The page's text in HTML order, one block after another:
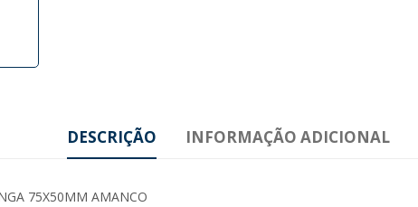
DESCRIÇÃO INFORMAÇÃO ADICIONAL
75X50MM AMANCO